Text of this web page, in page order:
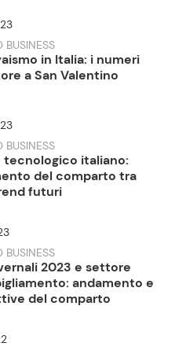
BUSINESS
in Italia: i numeri
a San Valentino
BUSINESS
italiano:
del comparto tra
futuri
BUSINESS
2023 e settore
andamento e
del comparto